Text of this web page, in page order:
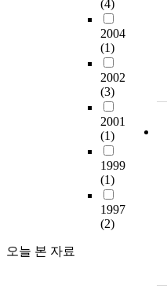
(4)
2004
(1)
2002
(3)
2001
(1)
1999
(1)
1997
(2)
오늘 본 자료